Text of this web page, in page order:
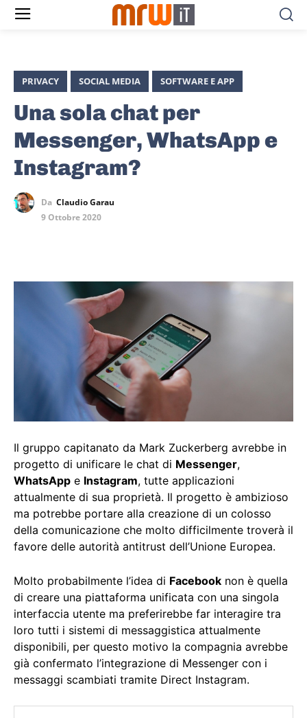
PRIVACY SOCIAL MEDIA SOFTWARE E APP
Una sola chat per
Messenger, WhatsApp e
Instagram?
Da Claudio Garau
9 Ottobre 2020
Il gruppo capitanato da Mark Zuckerberg avrebbe in
progetto di unificare le chat di Messenger,
WhatsApp e Instagram, tutte applicazioni
attualmente di sua proprietà. Il progetto è ambizioso
ma potrebbe portare alla creazione di un colosso
della comunicazione che molto difficilmente troverà il
favore delle autorità antitrust dell’Unione Europea.
Molto probabilmente l’idea di Facebook non è quella
di creare una piattaforma unificata con una singola
interfaccia utente ma preferirebbe far interagire tra
loro tutti i sistemi di messaggistica attualmente
disponibili, per questo motivo la compagnia avrebbe
già confermato l’integrazione di Messenger con i
messaggi scambiati tramite Direct Instagram.